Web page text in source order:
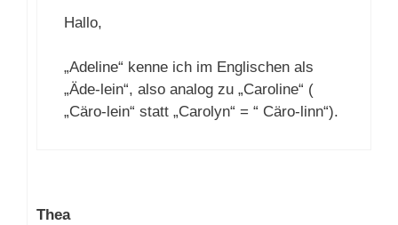
Hallo,
„Adeline“ kenne ich im Englischen als
„Äde-lein“, also analog zu „Caroline“ (
„Cäro-lein“ statt „Carolyn“ = “ Cäro-linn“).
Thea